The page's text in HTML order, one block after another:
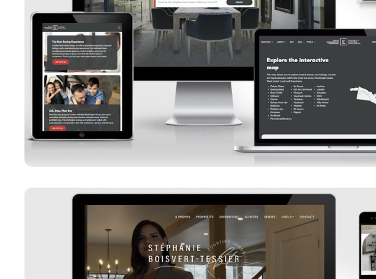
Groupe Immobilier Élite De Montréal
Voir